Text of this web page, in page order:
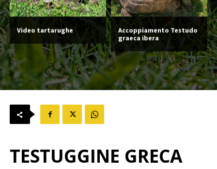
Video tartarughe
Accoppiamento Testudo
graeca ibera
TESTUGGINE GRECA